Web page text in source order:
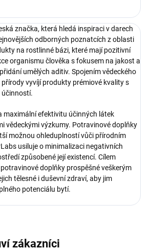
značka, která hledá inspiraci v darech
odborných poznatcích z oblasti
na rostlinné bázi, které mají pozitivní
organismu člověka s fokusem na jakost a
umělých aditiv. Spojením vědeckého
vyvíjí produkty prémiové kvality s
maximální efektivitu účinných látek
vědeckými výzkumy. Potravinové doplňky
možnou ohleduplností vůči přírodním
usiluje o minimalizaci negativních
způsobené její existencí. Cílem
doplňky prospěšné veškerým
tělesné i duševní zdraví, aby jim
potenciálu bytí.